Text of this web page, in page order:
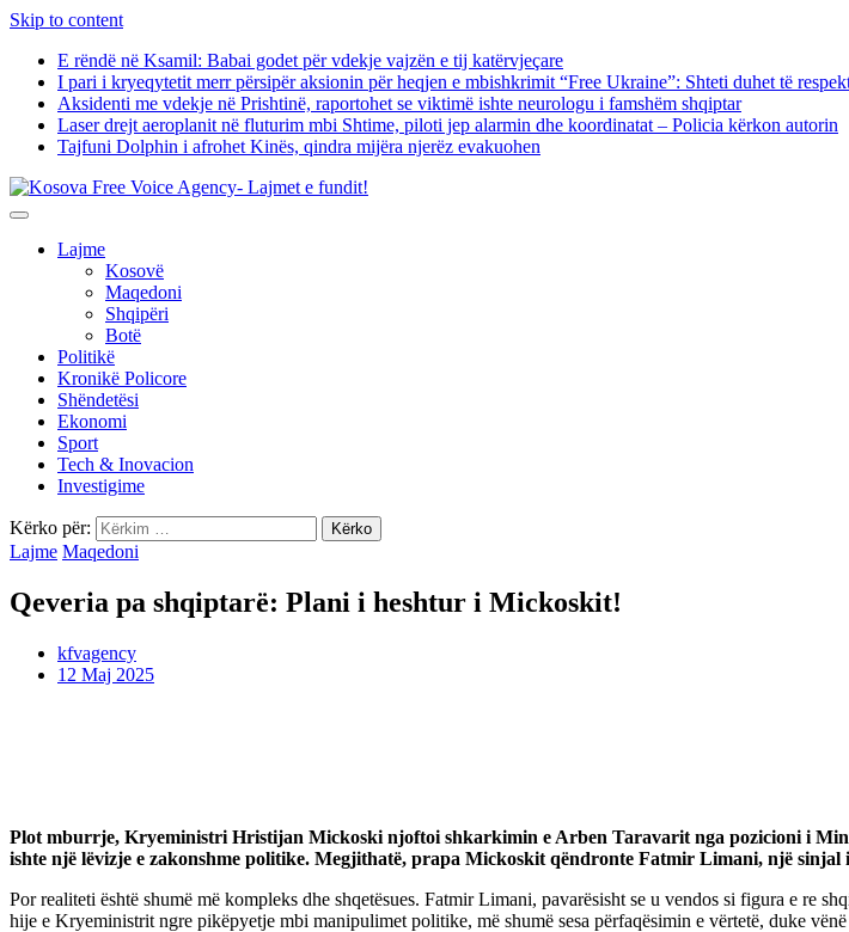
Skip to content
E rëndë në Ksamil: Babai godet për vdekje vajzën e tij katërvjeçare
I pari i kryeqytetit merr përsipër aksionin për heqjen e mbishkrimit “Free Ukraine”: Shteti duhet të
Aksidenti me vdekje në Prishtinë, raportohet se viktimë ishte neurologu i famshëm shqiptar
Laser drejt aeroplanit në fluturim mbi Shtime, piloti jep alarmin dhe koordinatat – Policia kërkon autorin
Tajfuni Dolphin i afrohet Kinës, qindra mijëra njerëz evakuohen
Lajme
Kosovë
Maqedoni
Shqipëri
Botë
Politikë
Kronikë Policore
Shëndetësi
Ekonomi
Sport
Tech & Inovacion
Investigime
Kërko për:
Lajme Maqedoni
Qeveria pa shqiptarë: Plani i heshtur i Mickoskit!
kfvagency
12 Maj 2025
Plot mburrje, Kryeministri Hristijan Mickoski njoftoi shkarkimin e Arben Taravarit nga pozicioni i
ishte një lëvizje e zakonshme politike. Megjithatë, prapa Mickoskit qëndronte Fatmir Limani, një
Por realiteti është shumë më kompleks dhe shqetësues. Fatmir Limani, pavarësisht se u vendos si figura e re
hije e Kryeministrit ngre pikëpyetje mbi manipulimet politike, më shumë sesa përfaqësimin e vërtetë, duke